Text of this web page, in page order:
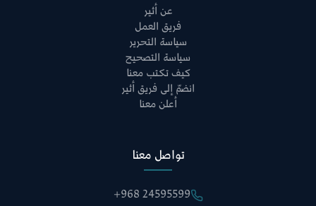
عن أثير
فريق العمل
سياسة التحرير
سياسة التصحيح
كيف تكتب معنا
انضمّ إلى فريق أثير
أعلن معنا
تواصل معنا
+968 24595599